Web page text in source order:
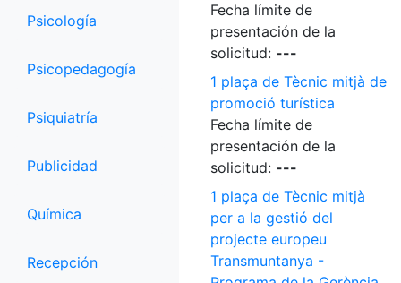
Psicología
Psicopedagogía
Psiquiatría
Publicidad
Química
Recepción
Fecha límite de
presentación de la
solicitud: ---
1 plaça de Tècnic mitjà de
promoció turística
Fecha límite de
presentación de la
solicitud: ---
1 plaça de Tècnic mitjà
per a la gestió del
projecte europeu
Transmuntanya -